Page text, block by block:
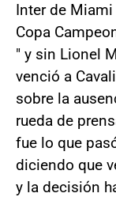
Inter de
Copa
" y sin Lionel
venció a
sobre la
rueda de
fue lo que
diciendo que
y la decisión